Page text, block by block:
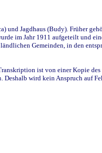
Jagdhaus (Budy). Früher
im Jahr 1911 aufgeteilt und
Gemeinden, in den
ist von einer Kopie
wird kein Anspruch auf